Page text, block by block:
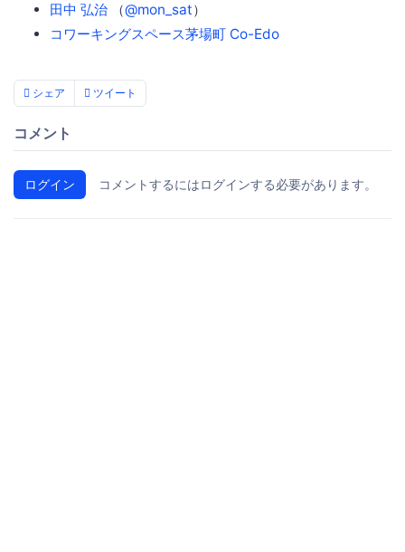
田中 弘治 （@mon_sat）
コワーキングスペース茅場町 Co-Edo
シェア ツイート
コメント
ログイン コメントするにはログインする必要があります。